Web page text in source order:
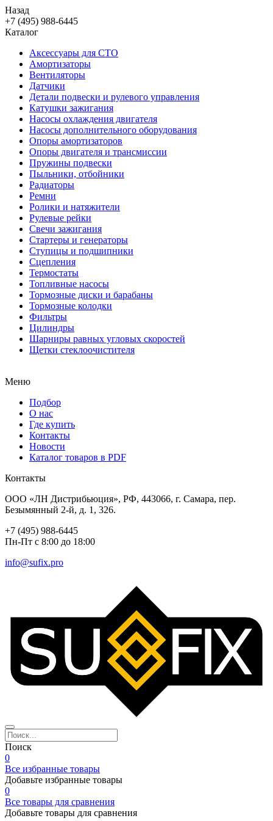
Назад
+7 (495) 988-6445
Каталог
Аксессуары для СТО
Амортизаторы
Вентиляторы
Датчики
Детали подвески и рулевого управления
Катушки зажигания
Насосы охлаждения двигателя
Насосы дополнительного оборудования
Опоры амортизаторов
Опоры двигателя и трансмиссии
Пружины подвески
Пыльники, отбойники
Радиаторы
Ремни
Ролики и натяжители
Рулевые рейки
Свечи зажигания
Стартеры и генераторы
Ступицы и подшипники
Сцепления
Термостаты
Топливные насосы
Тормозные диски и барабаны
Тормозные колодки
Фильтры
Цилиндры
Шарниры равных угловых скоростей
Щетки стеклоочистителя
Меню
Подбор
О нас
Где купить
Контакты
Новости
Каталог товаров в PDF
Контакты
ООО «ЛН Дистрибьюция», РФ, 443066, г. Самара, пер.
Безымянный 2-й, д. 1, 326.
+7 (495) 988-6445
Пн-Пт с 8:00 до 18:00
info@sufix.pro
Поиск
0
Все избранные товары
Добавьте избранные товары
0
Все товары для сравнения
Добавьте товары для сравнения